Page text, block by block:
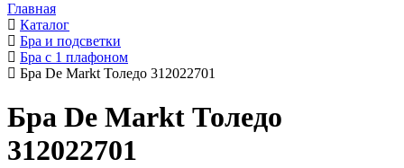
Главная
Каталог
Бра и подсветки
Бра с 1 плафоном
Бра De Markt Толедо 312022701
Бра De Markt Толедо
312022701